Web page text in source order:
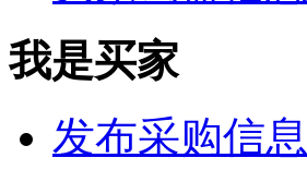
我是买家
发布采购信息